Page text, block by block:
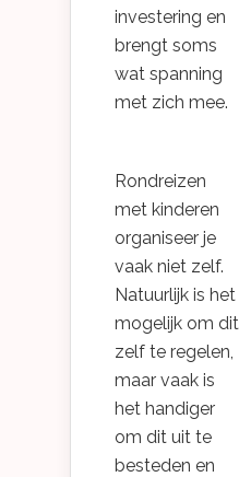
investering en
brengt soms
wat spanning
met zich mee.
Rondreizen
met kinderen
organiseer je
vaak niet zelf.
Natuurlijk is het
mogelijk om dit
zelf te regelen,
maar vaak is
het handiger
om dit uit te
besteden en